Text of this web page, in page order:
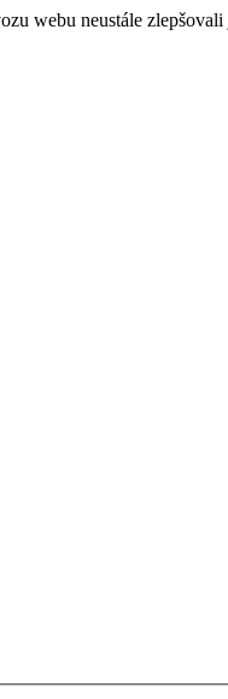
webu neustále